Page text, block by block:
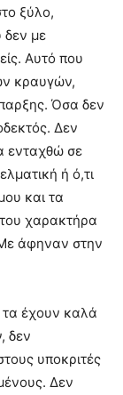
ξύλο,
δεν με
Αυτό που
κραυγών,
Όσα δεν
Δεν
ενταχθώ σε
ή ό,τι
και τα
χαρακτήρα
άφηναν στην
τα έχουν καλά
δεν
υποκριτές
Δεν